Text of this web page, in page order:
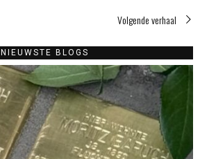
Volgende verhaal
NIEUWSTE BLOGS